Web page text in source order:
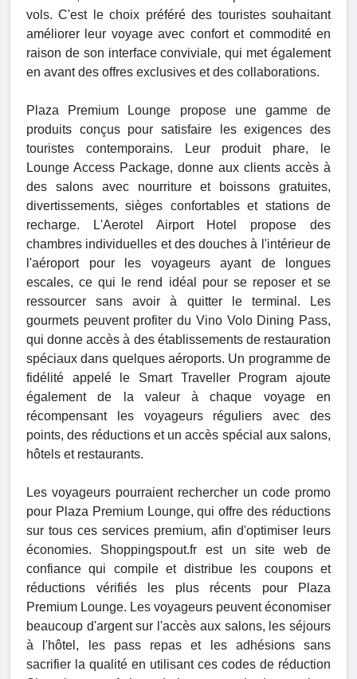
vols. C'est le choix préféré des touristes souhaitant
améliorer leur voyage avec confort et commodité en
raison de son interface conviviale, qui met également
en avant des offres exclusives et des collaborations.
Plaza Premium Lounge propose une gamme de
produits conçus pour satisfaire les exigences des
touristes contemporains. Leur produit phare, le
Lounge Access Package, donne aux clients accès à
des salons avec nourriture et boissons gratuites,
divertissements, sièges confortables et stations de
recharge. L'Aerotel Airport Hotel propose des
chambres individuelles et des douches à l'intérieur de
l'aéroport pour les voyageurs ayant de longues
escales, ce qui le rend idéal pour se reposer et se
ressourcer sans avoir à quitter le terminal. Les
gourmets peuvent profiter du Vino Volo Dining Pass,
qui donne accès à des établissements de restauration
spéciaux dans quelques aéroports. Un programme de
fidélité appelé le Smart Traveller Program ajoute
également de la valeur à chaque voyage en
récompensant les voyageurs réguliers avec des
points, des réductions et un accès spécial aux salons,
hôtels et restaurants.
Les voyageurs pourraient rechercher un code promo
pour Plaza Premium Lounge, qui offre des réductions
sur tous ces services premium, afin d'optimiser leurs
économies. Shoppingspout.fr est un site web de
confiance qui compile et distribue les coupons et
réductions vérifiés les plus récents pour Plaza
Premium Lounge. Les voyageurs peuvent économiser
beaucoup d'argent sur l'accès aux salons, les séjours
à l'hôtel, les pass repas et les adhésions sans
sacrifier la qualité en utilisant ces codes de réduction